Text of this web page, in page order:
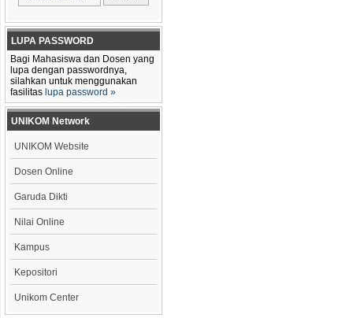
LUPA PASSWORD
Bagi Mahasiswa dan Dosen yang
lupa dengan passwordnya,
silahkan untuk menggunakan
fasilitas lupa password »
UNIKOM Network
UNIKOM Website
Dosen Online
Garuda Dikti
Nilai Online
Kampus
Kepositori
Unikom Center